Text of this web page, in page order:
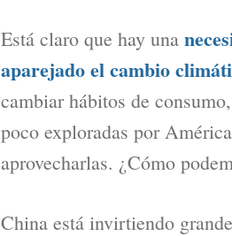
Está claro que hay una
aparejado el cambio
cambiar hábitos de
poco exploradas por
aprovecharlas. ¿Cómo
China está invirtiendo